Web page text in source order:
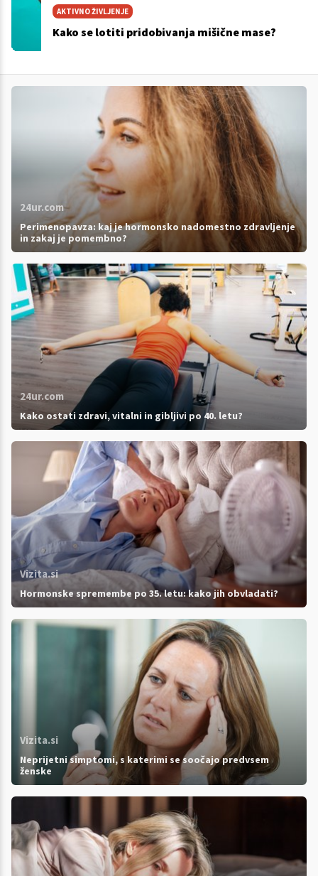
AKTIVNO ŽIVLJENJE
Kako se lotiti pridobivanja mišične mase?
24ur.com
Perimenopavza: kaj je hormonsko nadomestno zdravljenje
in zakaj je pomembno?
24ur.com
Kako ostati zdravi, vitalni in gibljivi po 40. letu?
Vizita.si
Hormonske spremembe po 35. letu: kako jih obvladati?
Vizita.si
Neprijetni simptomi, s katerimi se soočajo predvsem
ženske